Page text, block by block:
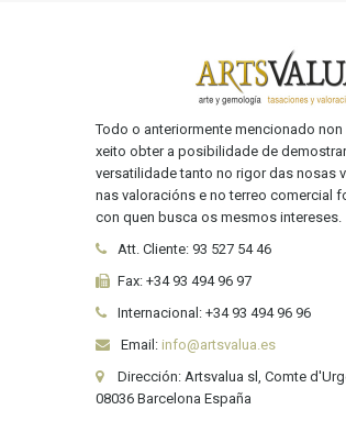
Todo o anteriormente mencionado
xeito obter a posibilidade de
versatilidade tanto no rigor das nosas
nas valoracións e no terreo comercial
con quen busca os mesmos intereses.
Att. Cliente: 93 527 54 46
Fax: +34 93 494 96 97
Internacional: +34 93 494 96 96
Email: info@artsvalua.es
Dirección: Artsvalua sl, Comte
08036 Barcelona España